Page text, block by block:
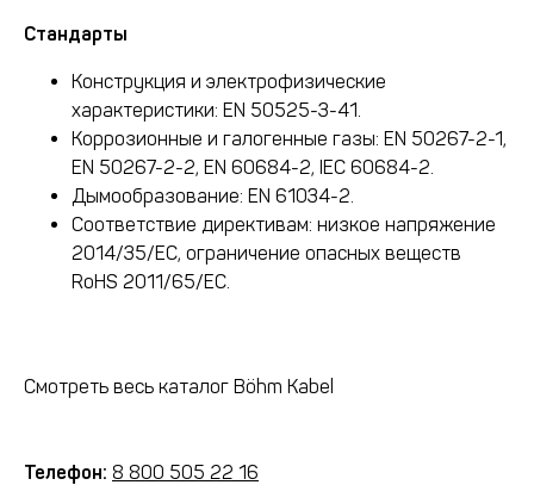
Стандарты
Конструкция и электрофизические
характеристики: EN 50525-3-41.
Коррозионные и галогенные газы: EN 50267-2-1,
EN 50267-2-2, EN 60684-2, IEC 60684-2.
Дымообразование: EN 61034-2.
Соответствие директивам: низкое напряжение
2014/35/EC, ограничение опасных веществ
RoHS 2011/65/EC.
Смотреть весь каталог Böhm Kabel
Телефон: 8 800 505 22 16